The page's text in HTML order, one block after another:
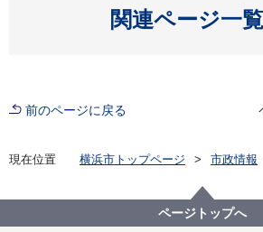
関連ページ一覧
開く
前のページに戻る
現在位置 横浜市トップページ
市政情報
旭区で「ヨコハマネイチャーウィ
旭区の魅力とGREEN×EXPO
ページトップへ